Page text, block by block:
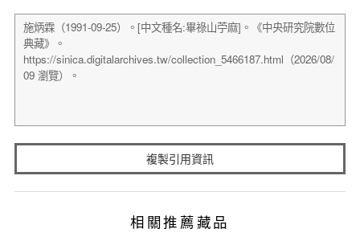
複製引用資訊
相關推薦藏品